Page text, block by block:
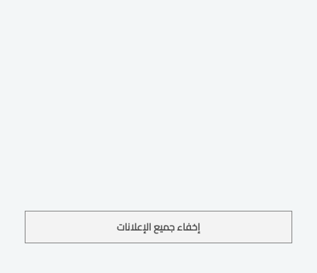
إخفاء جميع الإعلانات